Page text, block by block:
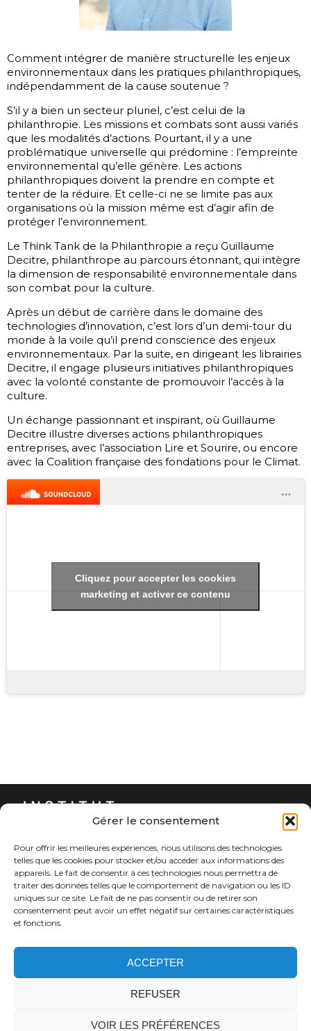
Gérer le consentement
Pour offrir les meilleures expériences, nous utilisons des technologies
telles que les cookies pour stocker et/ou accéder aux informations des
appareils. Le fait de consentir à ces technologies nous permettra de
traiter des données telles que le comportement de navigation ou les ID
uniques sur ce site. Le fait de ne pas consentir ou de retirer son
consentement peut avoir un effet négatif sur certaines caractéristiques
et fonctions.
ACCEPTER
REFUSER
VOIR LES PRÉFÉRENCES
Comment intégrer de manière structurelle les enjeux
environnementaux dans les pratiques philanthropiques,
indépendamment de la cause soutenue ?
S’il y a bien un secteur pluriel, c’est celui de la
philanthropie. Les missions et combats sont aussi variés
que les modalités d’actions. Pourtant, il y a une
problématique universelle qui prédomine : l’empreinte
environnemental qu’elle génère. Les actions
philanthropiques doivent la prendre en compte et
tenter de la réduire. Et celle-ci ne se limite pas aux
organisations où la mission même est d’agir afin de
protéger l’environnement.
Le Think Tank de la Philanthropie a reçu Guillaume
Decitre, philanthrope au parcours étonnant, qui intègre
la dimension de responsabilité environnementale dans
son combat pour la culture.
Après un début de carrière dans le domaine des
technologies d’innovation, c’est lors d’un demi-tour du
monde à la voile qu’il prend conscience des enjeux
environnementaux. Par la suite, en dirigeant les librairies
Decitre, il engage plusieurs initiatives philanthropiques
avec la volonté constante de promouvoir l’accès à la
culture.
Un échange passionnant et inspirant, où Guillaume
Decitre illustre diverses actions philanthropiques
entreprises, avec l’association Lire et Sourire, ou encore
avec la Coalition française des fondations pour le Climat.
Cliquez pour accepter les cookies
marketing et activer ce contenu
25-28 Rue du Dr Roux, 75015 Paris
01 45 68 89 86